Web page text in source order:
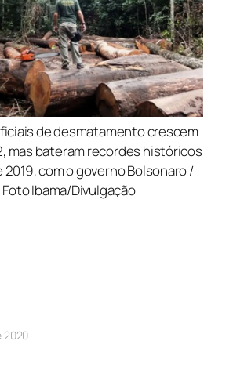
de desmatamento crescem
mas bateram recordes históricos
2019, com o governo Bolsonaro /
Foto Ibama/Divulgação
2020